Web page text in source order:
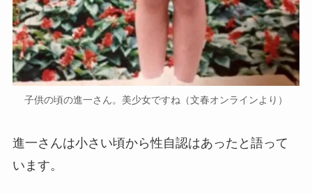
子供の頃の進一さん。美少女ですね（文春オンラインより）
進一さんは小さい頃から性自認はあったと語って
います。